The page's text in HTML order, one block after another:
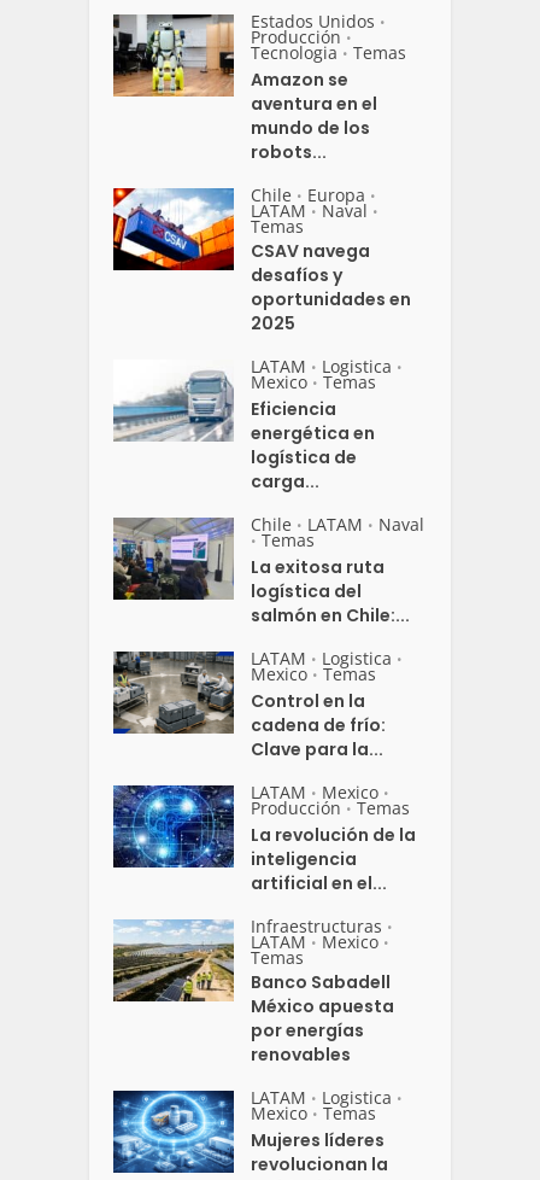
Estados Unidos •
Producción •
Tecnologia • Temas
Amazon se
aventura en el
mundo de los
robots...
Chile • Europa •
LATAM • Naval •
Temas
CSAV navega
desafíos y
oportunidades en
2025
LATAM • Logistica •
Mexico • Temas
Eficiencia
energética en
logística de
carga...
Chile • LATAM • Naval
• Temas
La exitosa ruta
logística del
salmón en Chile:...
LATAM • Logistica •
Mexico • Temas
Control en la
cadena de frío:
Clave para la...
LATAM • Mexico •
Producción • Temas
La revolución de la
inteligencia
artificial en el...
Infraestructuras •
LATAM • Mexico •
Temas
Banco Sabadell
México apuesta
por energías
renovables
LATAM • Logistica •
Mexico • Temas
Mujeres líderes
revolucionan la